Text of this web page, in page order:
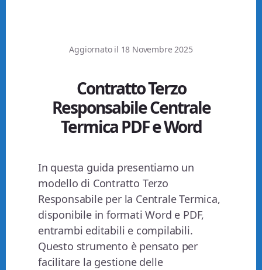
Aggiornato il 18 Novembre 2025
Contratto Terzo
Responsabile Centrale
Termica PDF e Word
In questa guida presentiamo un
modello di Contratto Terzo
Responsabile per la Centrale Termica,
disponibile in formati Word e PDF,
entrambi editabili e compilabili.
Questo strumento è pensato per
facilitare la gestione delle